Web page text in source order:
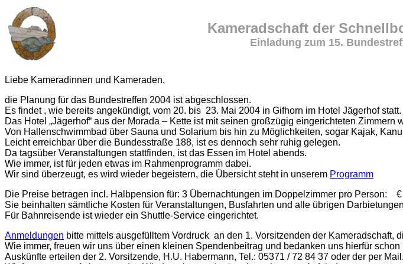
Kameradschaft der
Einladung zum 15.
Liebe Kameradinnen und Kameraden,
die Planung für das Bundestreffen 2004 ist abgeschlossen.
Es findet , wie bereits angekündigt, vom 20. bis 23. Mai 2004 in Gifhorn im Hotel Jägerhof statt.
Das Hotel „Jägerhof“ aus der Morada – Kette ist mit seinen großzügig eingerichteten
Von Hallenschwimmbad über Sauna und Solarium bis hin zu Möglichkeiten, sogar Kajak,
Leicht erreichbar über die Bundesstraße 188, ist es dennoch sehr ruhig gelegen.
Da tagsüber Veranstaltungen stattfinden, ist das Essen im Hotel abends.
Wie immer, ist für jeden etwas im Rahmenprogramm dabei.
Wir sind überzeugt, es wird wieder begeistern, die Übersicht steht in unserem Programm
Die Preise betragen incl. Halbpension für: 3 Übernachtungen im Doppelzimmer pro
Sie beinhalten sämtliche Kosten für Veranstaltungen, Busfahrten und alle übrigen
Für Bahnreisende ist wieder ein Shuttle-Service eingerichtet.
Anmeldungen bitte mittels ausgefülltem Vordruck an den 1. Vorsitzenden der Kameradschaft,
Wie immer, freuen wir uns über einen kleinen Spendenbeitrag und bedanken uns hierfür schon
Auskünfte erteilen der 2. Vorsitzende, H.U. Habermann, Tel.: 05371 / 72 84 37 oder der per Mail.